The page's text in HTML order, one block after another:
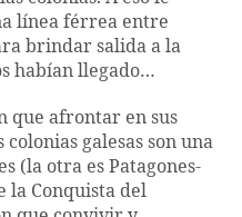
línea férrea entre
brindar salida a la
habían llegado…
que afrontar en sus
galesas son una
(la otra es Patagones-
la Conquista del